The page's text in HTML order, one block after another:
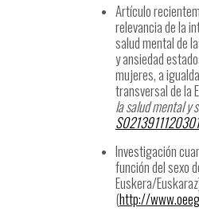
Artículo
relevancia de la
salud mental de
y ansiedad
mujeres, a
transversal de la
la salud mental y
Investigación
función del sexo
Euskera/
(http://